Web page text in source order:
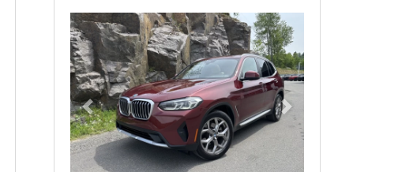
Previous Next